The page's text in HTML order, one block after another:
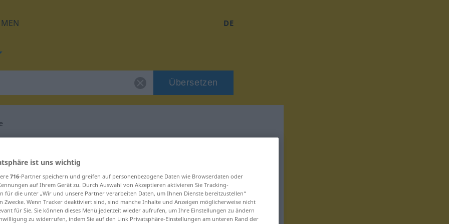
DE
Übersetzen
"Massenware"
ist uns wichtig
716-Partner speichern und greifen auf personenbezogene Daten wie Browserdaten oder
auf Ihrem Gerät zu. Durch Auswahl von Akzeptieren aktivieren Sie Tracking-
für die unter „Wir und unsere Partner verarbeiten Daten, um Ihnen Dienste bereitzustellen“
Zwecke. Wenn Tracker deaktiviert sind, sind manche Inhalte und Anzeigen möglicherweise nicht
für Sie. Sie können dieses Menü jederzeit wieder aufrufen, um Ihre Einstellungen zu ändern
zu widerrufen, indem Sie auf den Link Privatsphäre-Einstellungen am unteren Rand der